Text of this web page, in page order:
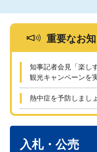
重要なお
知事記者会見「楽し
観光キャンペーンを
熱中症を予防しまし
入札・公売